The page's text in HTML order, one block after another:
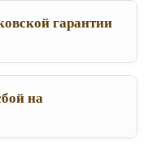
гарантии
на